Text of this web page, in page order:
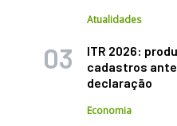
Atualidades
ITR 2026:
cadastros
declaração
Economia